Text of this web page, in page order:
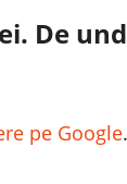
De
pe Google.